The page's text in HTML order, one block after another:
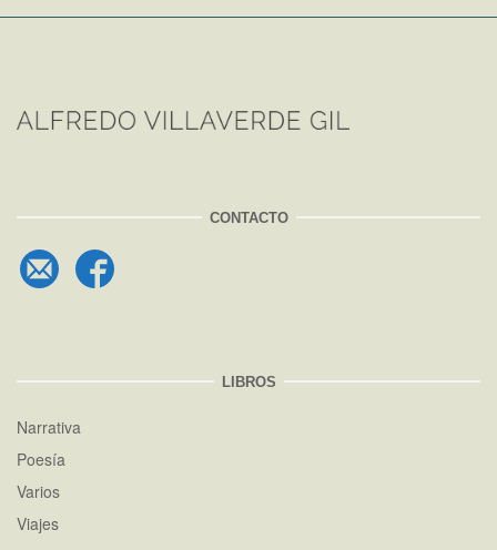
CONTACTO
LIBROS
Narrativa
Poesía
Varios
Viajes